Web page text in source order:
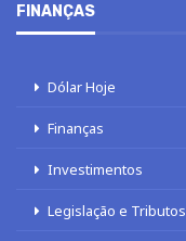
FINANÇAS
Dólar Hoje
Finanças
Investimentos
Legislação e Tributos